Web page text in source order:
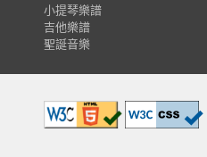
小提琴樂譜
吉他樂譜
聖誕音樂